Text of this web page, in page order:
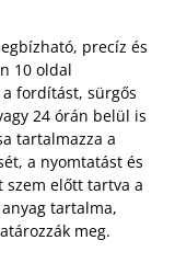
precíz és
10 oldal
fordítást, sürgős
24 órán belül is
tartalmazza a
a nyomtatást és
szem előtt tartva a
tartalma,
meg.